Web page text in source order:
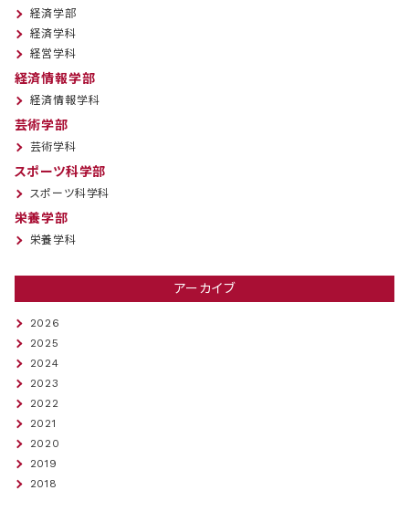
経済学部
経済学科
経営学科
経済情報学部
経済情報学科
芸術学部
芸術学科
スポーツ科学部
スポーツ科学科
栄養学部
栄養学科
アーカイブ
2026
2025
2024
2023
2022
2021
2020
2019
2018